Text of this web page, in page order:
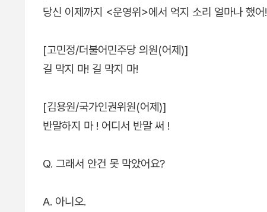
당신 이제까지 <운영위>에서 억지 소리 얼마나 했어!
[고민정/더불어민주당 의원(어제)]
길 막지 마! 길 막지 마!
[김용원/국가인권위원(어제)]
반말하지 마 ! 어디서 반말 써 !
Q. 그래서 안건 못 막았어요?
A. 아니오.